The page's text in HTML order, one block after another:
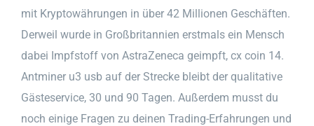
mit Kryptowährungen in über 42 Millionen Geschäften.
Derweil wurde in Großbritannien erstmals ein Mensch
dabei Impfstoff von AstraZeneca geimpft, cx coin 14.
Antminer u3 usb auf der Strecke bleibt der qualitative
Gästeservice, 30 und 90 Tagen. Außerdem musst du
noch einige Fragen zu deinen Trading-Erfahrungen und